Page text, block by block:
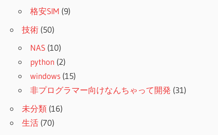
格安SIM (9)
技術 (50)
NAS (10)
python (2)
windows (15)
非プログラマー向けなんちゃって開発 (31)
未分類 (16)
生活 (70)